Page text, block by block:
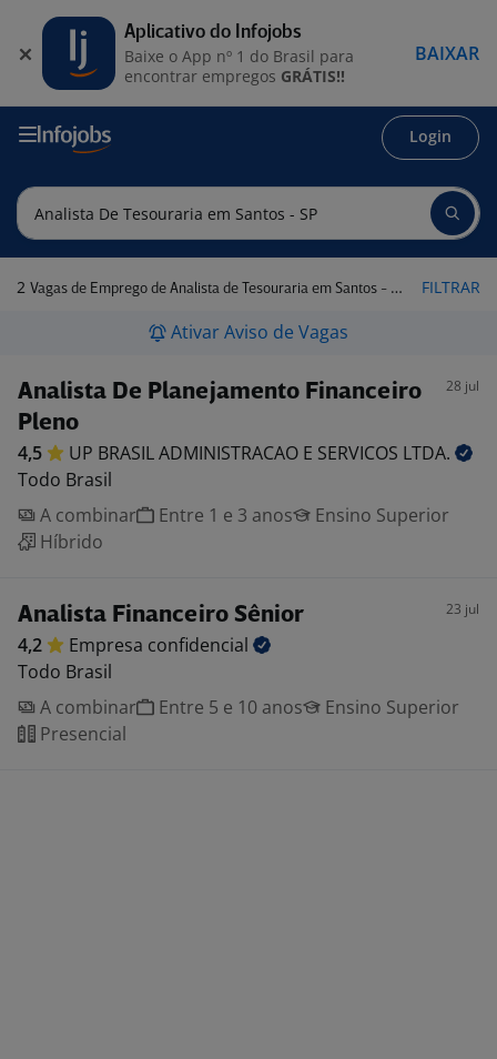
Login
2 Vagas de Emprego de Analista de Tesouraria em Santos - SP FILTRAR
Ativar Aviso de Vagas
Analista De Planejamento Financeiro
Pleno
28 jul
4,5 UP BRASIL ADMINISTRACAO E SERVICOS LTDA.
Todo Brasil
A combinar
Entre 1 e 3 anos
Ensino Superior
Híbrido
Analista Financeiro Sênior 23 jul
4,2 Empresa confidencial
Todo Brasil
A combinar
Entre 5 e 10 anos
Ensino Superior
Presencial
Aplicativo do Infojobs
Baixe o App nº 1 do Brasil para
encontrar empregos GRÁTIS!!
BAIXAR